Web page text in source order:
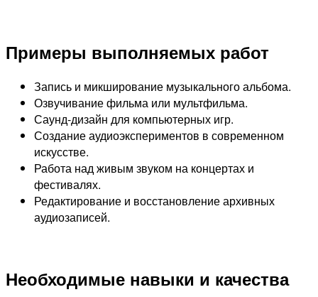
Примеры выполняемых работ
Запись и микширование музыкального альбома.
Озвучивание фильма или мультфильма.
Саунд-дизайн для компьютерных игр.
Создание аудиоэкспериментов в современном
искусстве.
Работа над живым звуком на концертах и
фестивалях.
Редактирование и восстановление архивных
аудиозаписей.
Необходимые навыки и качества